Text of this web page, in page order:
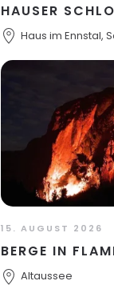
HAUSER
Haus im Ennstal,
15. AUGUST 2026
BERGE IN
Altaussee